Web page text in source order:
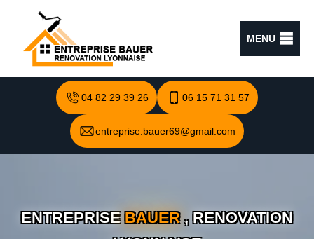
MENU
04 82 29 39 26 06 15 71 31 57
entreprise.bauer69@gmail.com
ENTREPRISEBAUER, RENOVATION